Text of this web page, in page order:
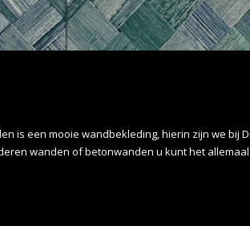
is een mooie wandbekleding, hierin zijn we bij
wanden of betonwanden u kunt het